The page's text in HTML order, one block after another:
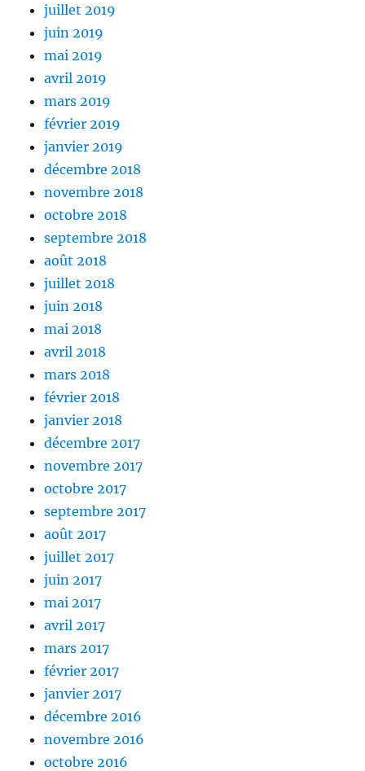
juillet 2019
juin 2019
mai 2019
avril 2019
mars 2019
février 2019
janvier 2019
décembre 2018
novembre 2018
octobre 2018
septembre 2018
août 2018
juillet 2018
juin 2018
mai 2018
avril 2018
mars 2018
février 2018
janvier 2018
décembre 2017
novembre 2017
octobre 2017
septembre 2017
août 2017
juillet 2017
juin 2017
mai 2017
avril 2017
mars 2017
février 2017
janvier 2017
décembre 2016
novembre 2016
octobre 2016